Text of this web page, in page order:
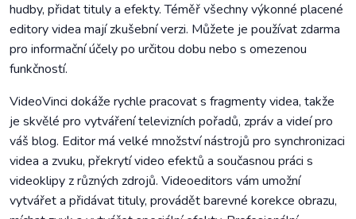
hudby, přidat tituly a efekty. Téměř všechny výkonné placené
editory videa mají zkušební verzi. Můžete je používat zdarma
pro informační účely po určitou dobu nebo s omezenou
funkčností.
VideoVinci dokáže rychle pracovat s fragmenty videa, takže
je skvělé pro vytváření televizních pořadů, zpráv a videí pro
váš blog. Editor má velké množství nástrojů pro synchronizaci
videa a zvuku, překrytí video efektů a současnou práci s
videoklipy z různých zdrojů. Videoeditors vám umožní
vytvářet a přidávat tituly, provádět barevné korekce obrazu,